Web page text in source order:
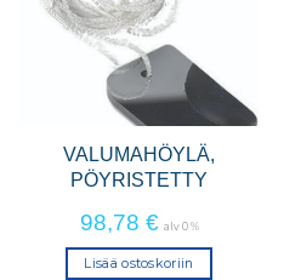
VALUMAHÖYLÄ,
PÖYRISTETTY
98,78 € alv 0 %
Lisää ostoskoriin